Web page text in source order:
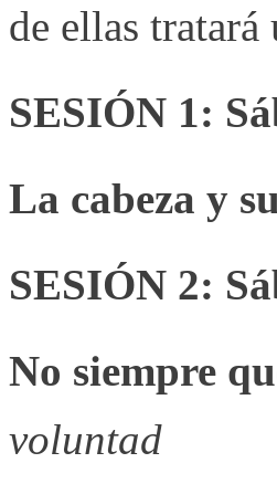
de ellas tratará
SESIÓN 1:
La cabeza y
SESIÓN 2:
No siempre
voluntad